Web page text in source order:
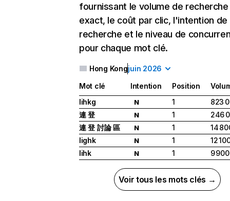
fournissant le volume de recherche
exact, le coût par clic, l'intention de
recherche et le niveau de
pour chaque mot clé.
Hong Kongjuin 2026
Mot clé Intention Position
lihkg
N 1
823
連 登
N 1
246
連 登 討論 區
N 1
14
lighk
N 1
12
lihk
N 1 9 900
Voir tous les mots clés →